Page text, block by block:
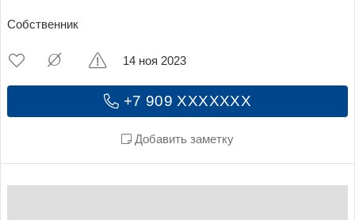
Собственник
+7 909 XXXXXXX
Добавить заметку
14 ноя 2023